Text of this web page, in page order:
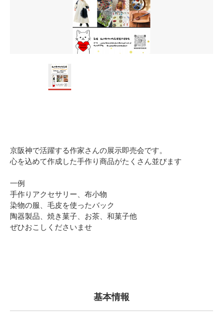
京阪神で活躍する作家さんの展示即売会です。
心を込めて作成した手作り商品がたくさん並びます
一例
手作りアクセサリー、布小物
染物の服、毛皮を使ったバック
陶器製品、焼き菓子、お茶、和菓子他
ぜひおこしくださいませ
基本情報